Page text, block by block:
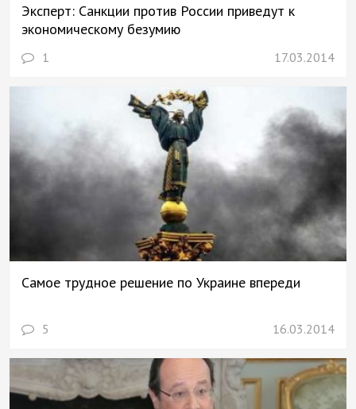
Эксперт: Санкции против России приведут к
экономическому безумию
1 17.03.2014
Самое трудное решение по Украине впереди
5 16.03.2014